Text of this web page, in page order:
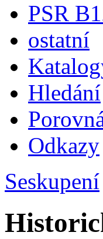
PSR
ostatní
Hledání
Odkazy
Seskupení